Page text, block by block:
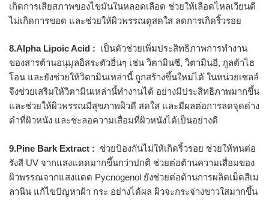
เกิดการเสียสภาพของไขมันในหลอดเลือด ช่วยให้เลือดไหลเวียนดี
ไม่เกิดการขอด และช่วยให้ผิวพรรณดูสดใส ลดการเกิดริ้วรอย
8.Alpha Lipoic Acid : เป็นตัวช่วยเพิ่มประสิทธิภาพการทำงาน
ของสารต้านอนุมูลอิสระตัวอื่นๆ เช่น วิตามินซี, วิตามินอี, กูลต้าไธ
โอน และยังช่วยให้วิตามินเหล่านี้ ถูกสร้างขึ้นใหม่ได้ ในหน่วยเซลล์
จึงช่วยเสริมให้วิตามินเหล่านี้ทำงานได้ อย่างมีประสิทธิภาพมากขึ้น
และช่วยให้ผิวพรรณมีสุขภาพผิวดี สดใส และมีผลต่อการลดจุดด่าง
ดำที่ผิวหนัง และชะลอความเสื่อมที่ผิวหนังได้เป็นอย่างดี
9.Pine Bark Extract : ช่วยป้องกันไม่ให้เกิดริ้วรอย ช่วยให้ทนต่อ
รังสี UV จากแสงแดดมากขึ้นกว่าปกติ ช่วยต่อต้านความเสื่อมของ
ผิวพรรณจากแสงแดด Pycnogenol ยังช่วยต่อต้านการผลิตเม็ดสีเม
ลานิน แก้ไขปัญหาฝ้า กระ อย่างได้ผล ผิวจะกระจ่างขาวใสมากขึ้น